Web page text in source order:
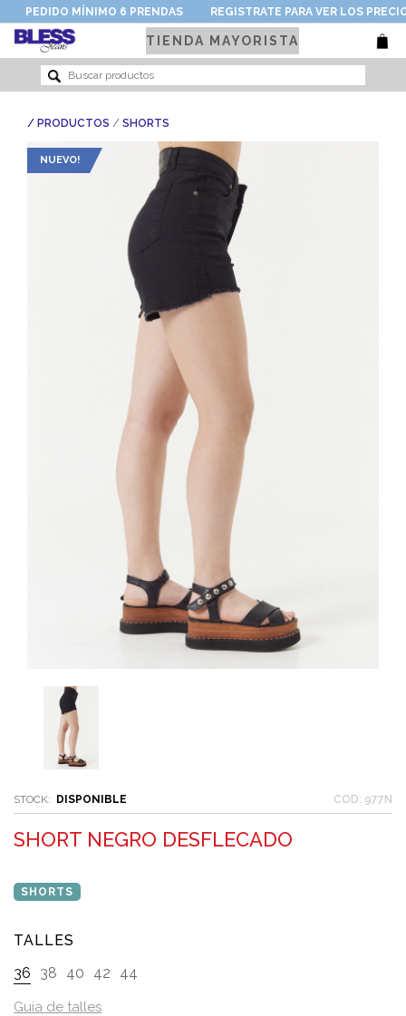
PEDIDO MÍNIMO 6 PRENDAS REGISTRATE PARA VER LOS
TIENDA MAYORISTA
/ PRODUCTOS / SHORTS
NUEVO!
STOCK: DISPONIBLE COD: 977N
SHORT NEGRO DESFLECADO
SHORTS
TALLES
36
38 40 42 44
Guia de talles